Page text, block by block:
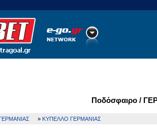
Ποδόσφαιρο /
» ΚΥΠΕΛΛΟ ΓΕΡΜΑΝΙΑΣ